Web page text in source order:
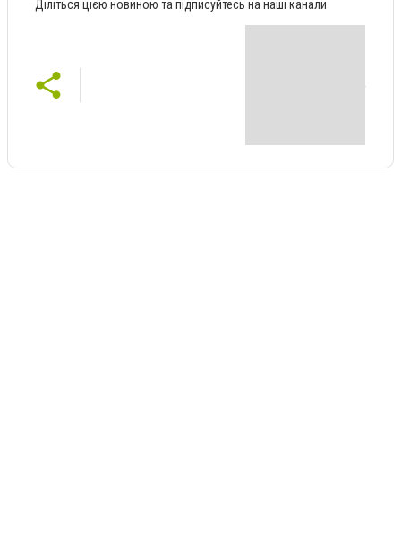
Діліться цією новиною та підписуйтесь на наші канали